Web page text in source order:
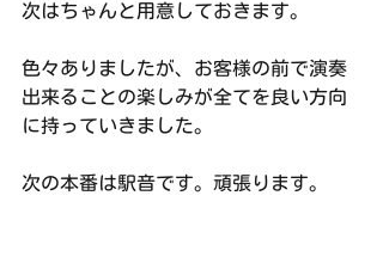
次はちゃんと用意しておきます。
色々ありましたが、お客様の前で演奏
出来ることの楽しみが全てを良い方向
に持っていきました。
次の本番は駅音です。頑張ります。